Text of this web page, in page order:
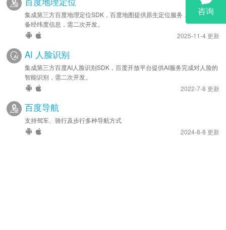
集成第三方百度地理定位SDK，百度地图提供原生定位服务，APP获取设
备经纬度信息，需二次开发。
2025-11-4 更新
AI 人脸识别
集成第三方百度AI人脸识别SDK，百度开放平台提供AI服务完成对人脸的
智能识别，需二次开发。
2022-7-8 更新
百度导航
支持驾车、骑行及步行多种导航方式
2024-8-8 更新